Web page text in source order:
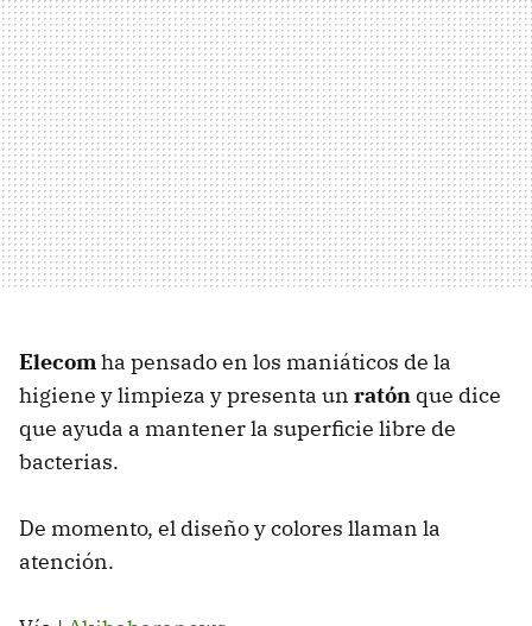
Elecomha pensado en los maniáticos de la
higiene y limpieza y presenta un ratón que dice
que ayuda a mantener la superficie libre de
bacterias.
De momento, el diseño y colores llaman la
atención.